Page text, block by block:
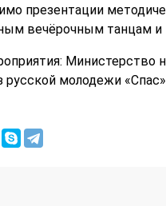
презентации
вечёрочным танцам и
русской молодежи